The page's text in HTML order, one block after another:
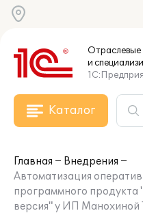
Отраслевые
и
Каталог
Главная
Внедрения
Автоматизация
программного продукта
версия" у ИП